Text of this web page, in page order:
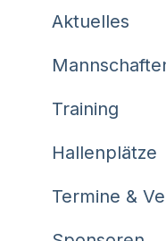
Aktuelles
Training
Hallenplätze
Termine &